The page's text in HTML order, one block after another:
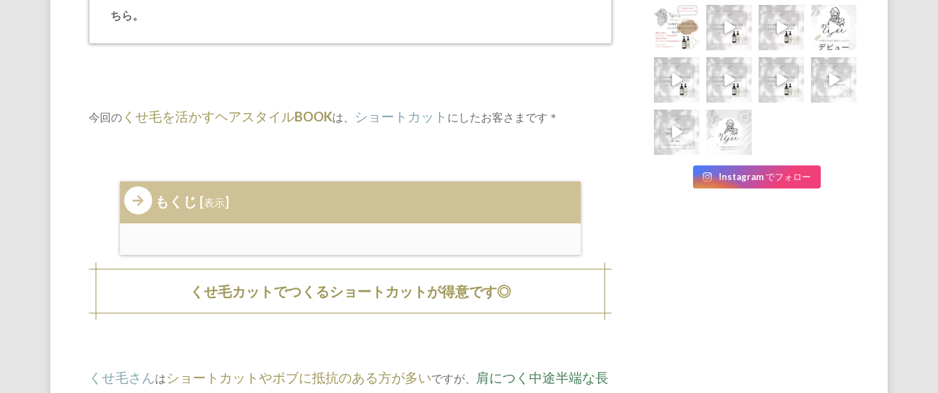
ちら。
今回の くせ毛を活かすヘアスタイルBOOKは、 ショートカット にしたお客さまです＊
もくじ [表示]
くせ毛カットでつくるショートカットが得意です◎
くせ毛さんはショートカットやボブに抵抗のある方が多いですが、
肩につく中途半端な長
Instagram でフォロー